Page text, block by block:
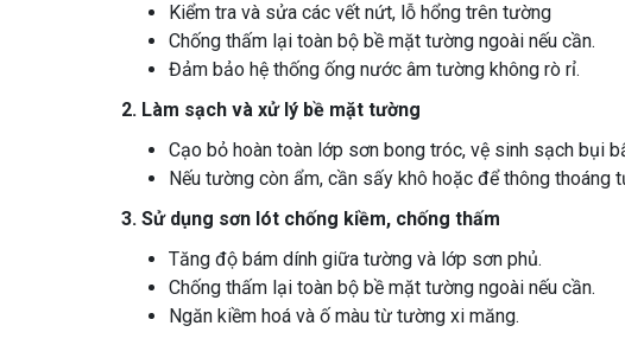
Kiểm tra và sửa các vết nứt, lỗ hổng trên tường
Chống thấm lại toàn bộ bề mặt tường ngoài nếu cần.
Đảm bảo hệ thống ống nước âm tường không rò rỉ.
2. Làm sạch và xử lý bề mặt tường
Cạo bỏ hoàn toàn lớp sơn bong tróc, vệ sinh sạch bụi
Nếu tường còn ẩm, cần sấy khô hoặc để thông thoáng
3. Sử dụng sơn lót chống kiềm, chống thấm
Tăng độ bám dính giữa tường và lớp sơn phủ.
Chống thấm lại toàn bộ bề mặt tường ngoài nếu cần.
Ngăn kiềm hoá và ố màu từ tường xi măng.